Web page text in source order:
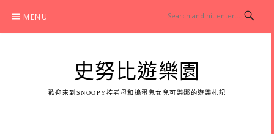
content
MENU
史努比遊樂園
歡迎來到SNOOPY控老母和搗蛋鬼女兒可樂娜的遊樂札記